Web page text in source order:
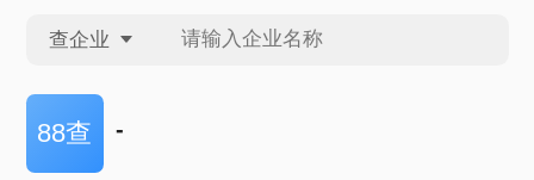
查企业
查企业
88查 -